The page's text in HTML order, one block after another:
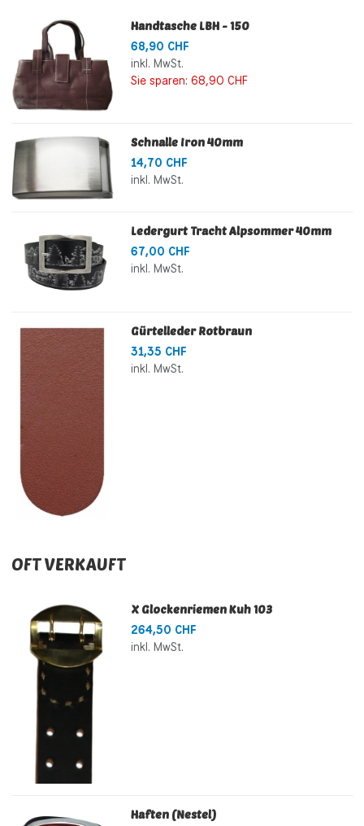
Handtasche LBH - 150
68,90 CHF
inkl. MwSt.
Sie sparen: 68,90 CHF
Schnalle Iron 40mm
14,70 CHF
inkl. MwSt.
Ledergurt Tracht Alpsommer 40mm
67,00 CHF
inkl. MwSt.
Gürtelleder Rotbraun
31,35 CHF
inkl. MwSt.
OFT VERKAUFT
X Glockenriemen Kuh 103
264,50 CHF
inkl. MwSt.
Haften (Nestel)